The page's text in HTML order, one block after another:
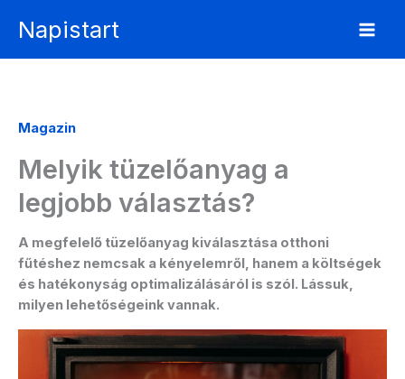
content
Napistart
Magazin
Melyik tüzelőanyag a
legjobb választás?
A megfelelő tüzelőanyag kiválasztása otthoni
fűtéshez nemcsak a kényelemről, hanem a költségek
és hatékonyság optimalizálásáról is szól. Lássuk,
milyen lehetőségeink vannak.